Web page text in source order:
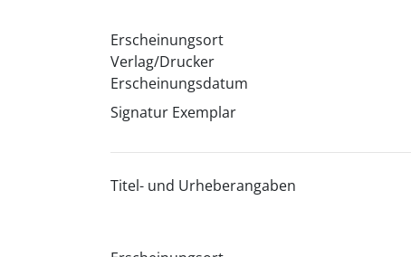
Erscheinungsort
Verlag/Drucker
Erscheinungsdatum
Signatur Exemplar
Titel- und Urheberangaben